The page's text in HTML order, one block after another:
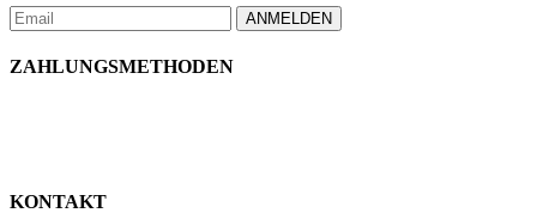
ANMELDEN
ZAHLUNGSMETHODEN
KONTAKT